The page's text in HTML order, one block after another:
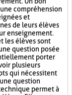
compréhension
et
de leurs élèves
enseignement.
les élèves sont
question posée
porter
plusieurs
qui nécessitent
question
permet à